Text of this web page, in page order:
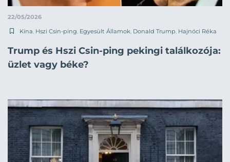
22/05/2026
Kína Hszi Csin-ping Egyesült Államok Donald Trump Hajnóci Réka
Trump és Hszi Csin-ping pekingi találkozója:
üzlet vagy béke?